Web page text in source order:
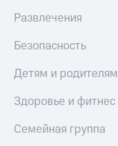
Развлечения
Безопасность
Детям и родителям
Здоровье и фитнес
Семейная группа